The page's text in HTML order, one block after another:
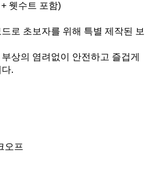
웻수트 포함)
로 초보자를 위해 특별 제작된 보
상의 염려없이 안전하고 즐겁게
.
오프